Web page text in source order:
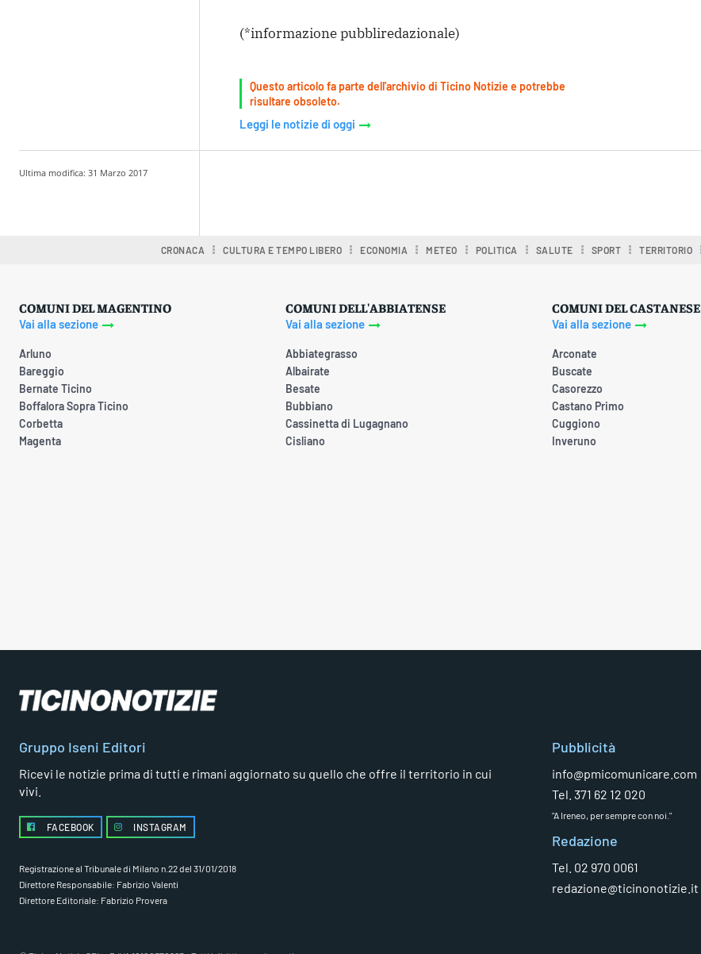
(*informazione pubbliredazionale)
Questo articolo fa parte dell'archivio di Ticino Notizie e potrebbe
risultare obsoleto.
Leggi le notizie di oggi
Ultima modifica: 31 Marzo 2017
CRONACA CULTURA E TEMPO LIBERO ECONOMIA METEO POLITICA SALUTE SPORT TERRITORIO
COMUNI DEL MAGENTINO
Vai alla sezione
Arluno
Bareggio
Bernate Ticino
Boffalora Sopra Ticino
Corbetta
Magenta
COMUNI DELL'ABBIATENSE
Vai alla sezione
Abbiategrasso
Albairate
Besate
Bubbiano
Cassinetta di Lugagnano
Cisliano
COMUNI DEL CASTANESE
Vai alla sezione
Arconate
Buscate
Casorezzo
Castano Primo
Cuggiono
Inveruno
Gruppo Iseni Editori
Ricevi le notizie prima di tutti e rimani aggiornato su quello che offre il territorio in cui
vivi.
FACEBOOK INSTAGRAM
Registrazione al Tribunale di Milano n.22 del 31/01/2018
Direttore Responsabile: Fabrizio Valenti
Direttore Editoriale: Fabrizio Provera
Pubblicità
info@pmicomunicare.com
Tel. 371 62 12 020
"A Ireneo, per sempre con noi."
Redazione
Tel. 02 970 0061
redazione@ticinonotizie.it